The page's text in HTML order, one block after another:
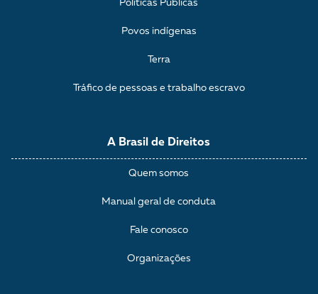
A Brasil de Direitos
Quem somos
Manual geral de conduta
Fale conosco
Organizações
Políticas Públicas
Povos indígenas
Terra
Tráfico de pessoas e trabalho escravo